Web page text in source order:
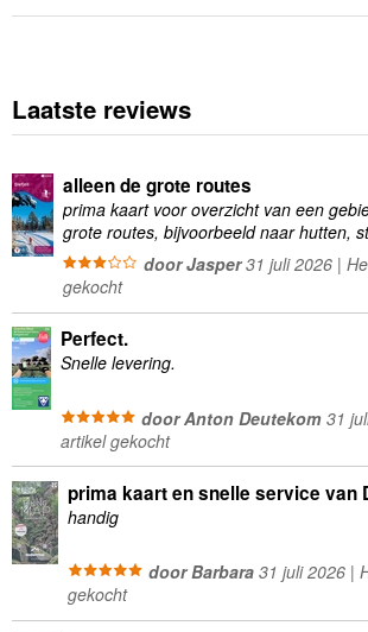
Laatste reviews
alleen de grote routes
prima kaart voor overzicht van een
grote routes, bijvoorbeeld naar hutten,
wandelingen te plannen minder geschikt
door Jasper31 juli 2026 |
gekocht
Perfect.
Snelle levering.
door Anton Deutekom31
artikel gekocht
prima kaart en snelle service van
handig
door Barbara31 juli 2026 |
gekocht